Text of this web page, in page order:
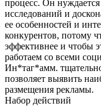
процесс. Он
исследований и
ее особенностей и
конкурентов, потому
эффективнее и чтобы
работаем со всеми
Ин*таг*амм.
позволяет выявить
размещения рекламы.
Набор действий